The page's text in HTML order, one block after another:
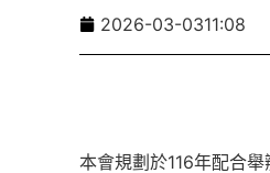
2026-03-0311:08
本會規劃於116年配合